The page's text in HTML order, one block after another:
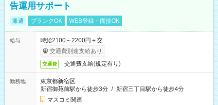
告運用サポート
派遣 ブランクOK WEB登録・面接OK
給与
時給2100～2200円＋交
交通費別途支給あり
交通費 交通費支給(規定有り)
勤務地
東京都新宿区
新宿御苑前駅から徒歩3分 / 新宿三丁目駅から徒歩4分
マスコミ関連